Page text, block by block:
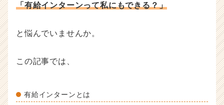
ウ
記
ャ
「有給インターンって私にもできる？」
と悩んでいませんか。
この記事では、
有給インターンとは